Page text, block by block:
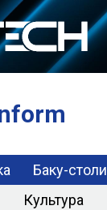
Баку-
Культура